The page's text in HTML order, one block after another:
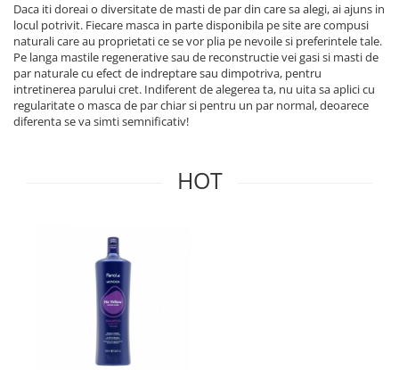
Daca iti doreai o diversitate de masti de par din care sa alegi, ai ajuns in
locul potrivit. Fiecare masca in parte disponibila pe site are compusi
naturali care au proprietati ce se vor plia pe nevoile si preferintele tale.
Pe langa mastile regenerative sau de reconstructie vei gasi si masti de
par naturale cu efect de indreptare sau dimpotriva, pentru
intretinerea parului cret. Indiferent de alegerea ta, nu uita sa aplici cu
regularitate o masca de par chiar si pentru un par normal, deoarece
diferenta se va simti semnificativ!
HOT